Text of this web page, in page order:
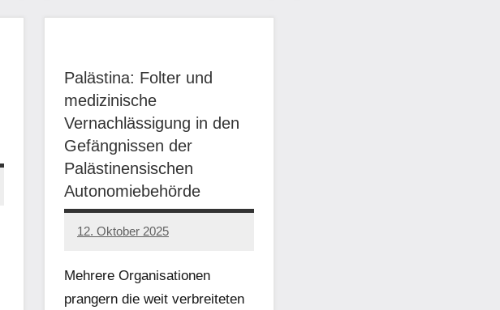
Palästina: Folter und
medizinische
Vernachlässigung in den
Gefängnissen der
Palästinensischen
Autonomiebehörde
12. Oktober 2025
network
Mehrere Organisationen
prangern die weit verbreiteten